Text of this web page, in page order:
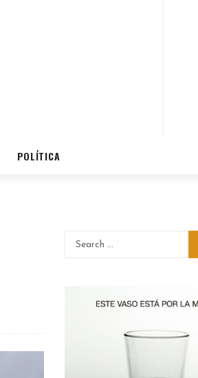
POLÍTICA